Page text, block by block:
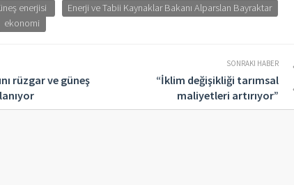
enerjisi
Enerji ve Tabii Kaynaklar Bakanı Alparslan Bayraktar
ekonomi
rüzgar ve güneş
SONRAKI HABER
“İklim değişikliği tarımsal
maliyetleri artırıyor”